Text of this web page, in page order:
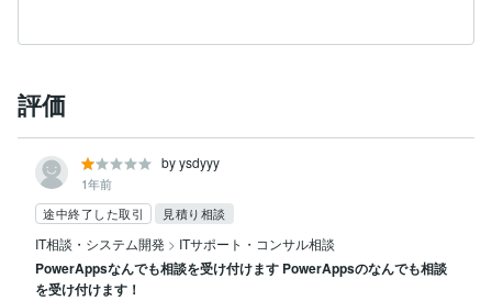
評価
by ysdyyy
1年前
途中終了した取引
見積り相談
IT相談・システム開発 > ITサポート・コンサル相談
PowerAppsなんでも相談を受け付けます PowerAppsのなんでも相談
を受け付けます！